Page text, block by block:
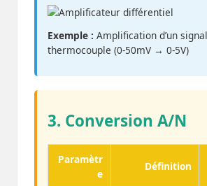
Exemple : Amplification d’un
thermocouple (0-50mV → 0-5V)
3. Conversion A/N
Paramètr
e
Définition